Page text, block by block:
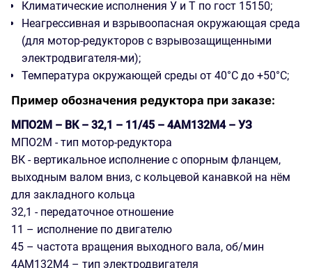
Климатические исполнения У и Т по гост 15150;
Неагрессивная и взрывоопасная окружающая среда
(для мотор-редукторов с взрывозащищенными
электродвигателя-ми);
Температура окружающей среды от 40°С до +50°С;
Пример обозначения редуктора при заказе:
МПО2М – ВК – 32,1 – 11/45 – 4АМ132М4 – УЗ
МПО2М - тип мотор-редуктора
ВК - вертикальное исполнение с опорным фланцем,
выходным валом вниз, с кольцевой канавкой на нём
для закладного кольца
32,1 - передаточное отношение
11 – исполнение по двигателю
45 – частота вращения выходного вала, об/мин
4АМ132М4 – тип электродвигателя